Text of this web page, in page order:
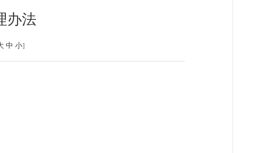
办法
中 小]